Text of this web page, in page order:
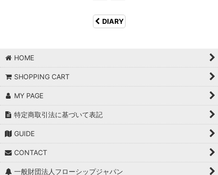
DIARY
HOME
SHOPPING CART
MY PAGE
特定商取引法に基づいて表記
GUIDE
CONTACT
一般財団法人フローシップジャパン